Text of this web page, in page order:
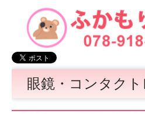
ホーム
医院の紹介
眼鏡・コンタク